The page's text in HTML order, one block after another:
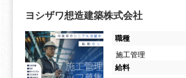
ヨシザワ想造建築株式会社
職種
施工管理
給料